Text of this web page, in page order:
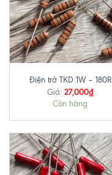
Điện trở TKD 1W – 180R
Giá: 27,000₫
Còn hàng